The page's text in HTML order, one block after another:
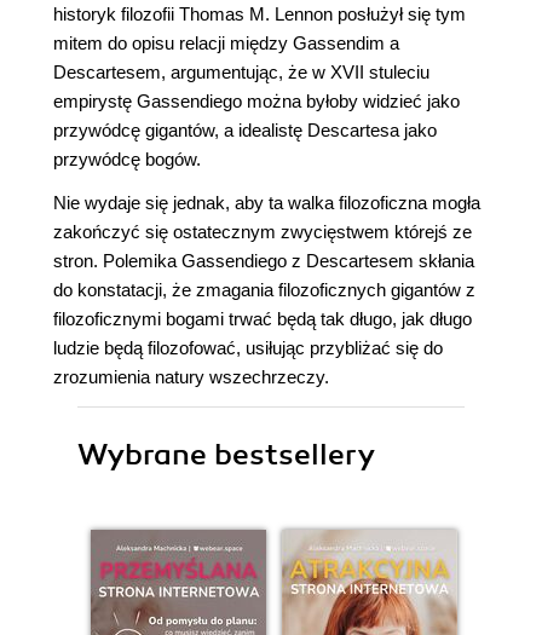
historyk filozofii Thomas M. Lennon posłużył się tym
mitem do opisu relacji między Gassendim a
Descartesem, argumentując, że w XVII stuleciu
empirystę Gassendiego można byłoby widzieć jako
przywódcę gigantów, a idealistę Descartesa jako
przywódcę bogów.
Nie wydaje się jednak, aby ta walka filozoficzna mogła
zakończyć się ostatecznym zwycięstwem którejś ze
stron. Polemika Gassendiego z Descartesem skłania
do konstatacji, że zmagania filozoficznych gigantów z
filozoficznymi bogami trwać będą tak długo, jak długo
ludzie będą filozofować, usiłując przybliżać się do
zrozumienia natury wszechrzeczy.
Wybrane bestsellery